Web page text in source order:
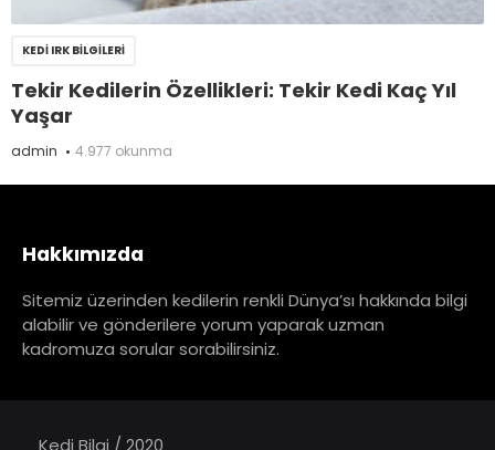
KEDI IRK BILGILERI
Tekir Kedilerin Özellikleri: Tekir Kedi Kaç Yıl
Yaşar
admin 4.977 okunma
Hakkımızda
Sitemiz üzerinden kedilerin renkli Dünya’sı hakkında bilgi
alabilir ve gönderilere yorum yaparak uzman
kadromuza sorular sorabilirsiniz.
Kedi Bilgi / 2020